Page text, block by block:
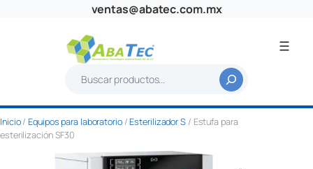
ventas@abatec.com.mx
s
c
a
r
Inicio/Equipos para laboratorio/Esterilizador S/ Estufa para
esterilización SF30